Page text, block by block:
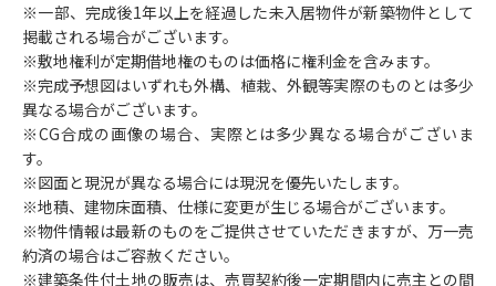
一部、完成後1年以上を経過した未入居物件が新築物件として
掲載される場合がございます。
敷地権利が定期借地権のものは価格に権利金を含みます。
完成予想図はいずれも外構、植栽、外観等実際のものとは多少
異なる場合がございます。
CG合成の画像の場合、実際とは多少異なる場合がございま
す。
図面と現況が異なる場合には現況を優先いたします。
地積、建物床面積、仕様に変更が生じる場合がございます。
物件情報は最新のものをご提供させていただきますが、万一売
約済の場合はご容赦ください。
建築条件付土地の販売は、売買契約後一定期間内に売主との間